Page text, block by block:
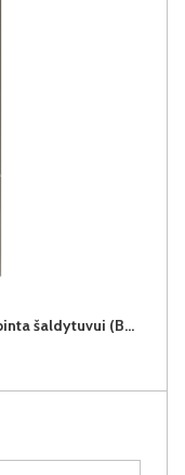
LANGEN BEIGE D60ZL-P/L virtuvės spinta šaldytuvui (Beige/Dab Artisan)